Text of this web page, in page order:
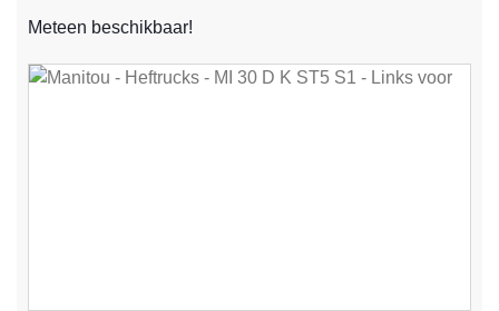
Meteen beschikbaar!